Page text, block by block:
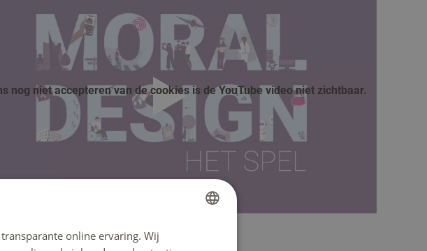
afspelen
nog niet accepteren van de cookies is de YouTube video niet zichtbaar.
online ervaring. Wij